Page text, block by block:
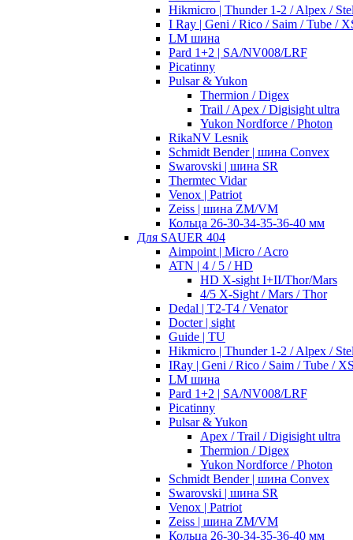
Hikmicro | Thunder 1-2 / Alpex /
I Ray | Geni / Rico / Saim / Tube /
LM шина
Pard 1+2 | SA/NV008/LRF
Picatinny
Pulsar & Yukon
Thermion / Digex
Trail / Apex / Digisight ultra
Yukon Nordforce / Photon
RikaNV Lesnik
Schmidt Bender | шина Convex
Swarovski | шина SR
Thermtec Vidar
Venox | Patriot
Zeiss | шина ZM/VM
Кольца 26-30-34-35-36-40 мм
Для SAUER 404
Aimpoint | Micro / Acro
ATN | 4 / 5 / HD
HD X-sight I+II/Thor/Mars
4/5 X-Sight / Mars / Thor
Dedal | T2-T4 / Venator
Docter | sight
Guide | TU
Hikmicro | Thunder 1-2 / Alpex /
IRay | Geni / Rico / Saim / Tube /
LM шина
Pard 1+2 | SA/NV008/LRF
Picatinny
Pulsar & Yukon
Apex / Trail / Digisight ultra
Thermion / Digex
Yukon Nordforce / Photon
Schmidt Bender | шина Convex
Swarovski | шина SR
Venox | Patriot
Zeiss | шина ZM/VM
Кольца 26-30-34-35-36-40 мм